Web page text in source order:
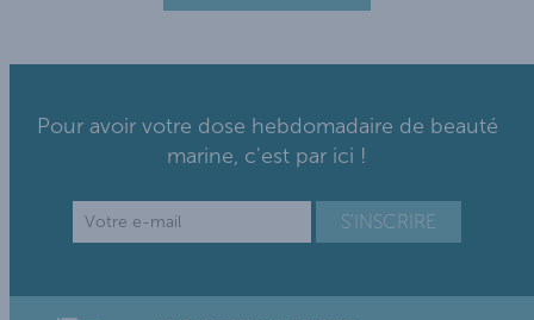
Pour avoir votre dose hebdomadaire de beauté
marine, c'est par ici !